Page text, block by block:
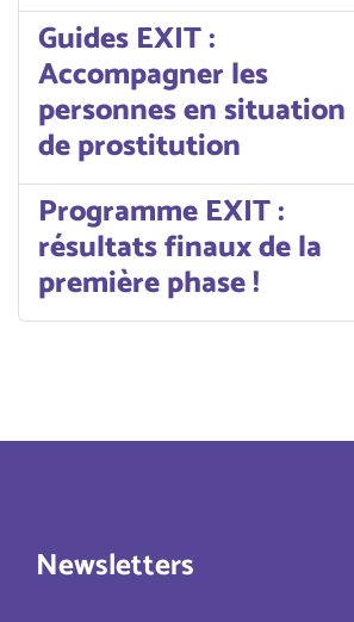
Guides EXIT :
Accompagner les
personnes en situation
de prostitution
Programme EXIT :
résultats finaux de la
première phase !
Newsletters